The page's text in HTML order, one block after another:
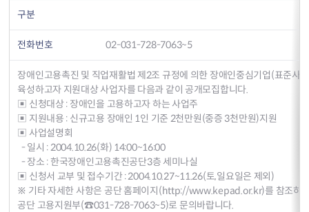
구분
전화번호 02-031-728-7063~5
장애인고용촉진 및 직업재활법 제2조 규정에 의한 장애인중심기업(표준사
육성하고자 지원대상 사업자를 다음과 같이 공개모집합니다.
▣ 신청대상 : 장애인을 고용하고자 하는 사업주
▣ 지원내용 : 신규고용 장애인 1인 기준 2천만원(중증 3천만원)지원
▣ 사업설명회
- 일시 : 2004.10.26(화) 14:00~16:00
- 장소 : 한국장애인고용촉진공단3층 세미나실
▣ 신청서 교부 및 접수기간 : 2004.10.27~11.26(토,일요일은 제외)
※ 기타 자세한 사항은 공단 홈페이지(http://www.kepad.or.kr)를 참조하
공단 고용지원부(☎031-728-7063~5)로 문의바랍니다.